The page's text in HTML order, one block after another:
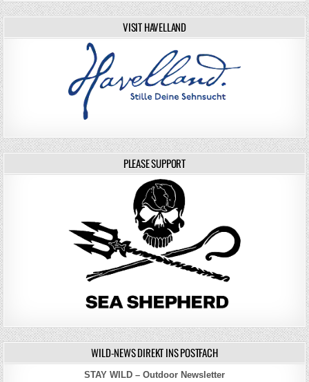
VISIT HAVELLAND
PLEASE SUPPORT
WILD-NEWS DIREKT INS POSTFACH
STAY WILD – Outdoor Newsletter